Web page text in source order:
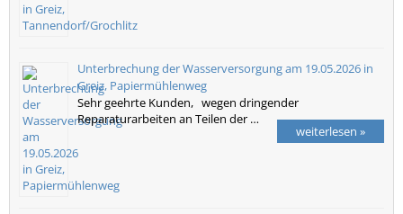
Unterbrechung der Wasserversorgung am 19.05.2026 in
Greiz, Papiermühlenweg
Sehr geehrte Kunden, wegen dringender
Reparaturarbeiten an Teilen der …
weiterlesen »